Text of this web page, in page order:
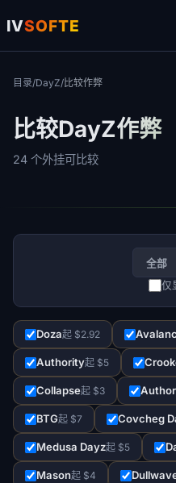
IVSOFTE
目录/DayZ/比较作弊
比较DayZ作弊
24 个外挂可比较
全部
仅
Doza起 $2.92
Authority起 $5
Collapse起 $3
BTG起 $7 Covcheg
Medusa Dayz起 $5
Mason起 $4